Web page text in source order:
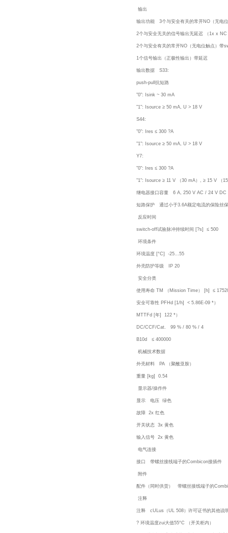
输出
输出功能 3个与安全有关的常开NO（无电
2个与安全无关的信号输出无延迟 （1x x NC
2个与安全有关的常开NO（无电位触点）带
1个信号输出（正极性输出）带延迟
输出数据 S33:
push-pull抗短路
"0": Isink ~ 30 mA
"1": Isource ≥ 50 mA, U > 18 V
S44:
"0": Ires ≤ 300 ?A
"1": Isource ≥ 50 mA, U > 18 V
Y7:
"0": Ires ≤ 300 ?A
"1": Isource ≥ 11 V （30 mA）, ≥ 15 V （
继电器接口容量 6 A, 250 V AC / 24 V DC
短路保护 通过小于3.6A额定电流的保险丝
反应时间
switch-off试验脉冲持续时间 [?s] ≤ 500
环境条件
环境温度 [°C] -25...55
外壳防护等级 IP 20
安全分类
使用寿命 TM （Mission Time） [h] ≤
安全可靠性 PFHd [1/h] < 5.86E-09 *）
MTTFd [年] 122 *）
DC/CCF/Cat. 99 % / 80 % / 4
B10d ≤ 400000
机械技术数据
外壳材料 PA （聚酰亚胺）
重量 [kg] 0.54
显示器/操作件
显示 电压 绿色
故障 2x 红色
开关状态 3x 黄色
输入信号 2x 黄色
电气连接
接口 带螺丝接线端子的Combicon接插件
附件
配件（同时供货） 带螺丝接线端子的
注释
注释 cULus（UL 508）许可证书的其他说
? 环境温度zui大值55°C （开关柜内）